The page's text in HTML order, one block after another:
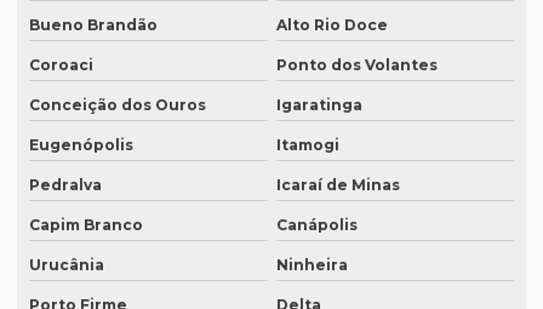
Preço para tradução
Preço de tradução de árabe
Preço tradução em chinês
Preço tradução para francês
Preço tradução francês portugues
Preço de tradução juramentada
Preço tradução juramentada alemão
Bueno Brandão Alto Rio Doce
Coroaci Ponto dos Volantes
Conceição dos Ouros Igaratinga
Eugenópolis Itamogi
Pedralva Icaraí de Minas
Capim Branco Canápolis
Urucânia Ninheira
Porto Firme Delta